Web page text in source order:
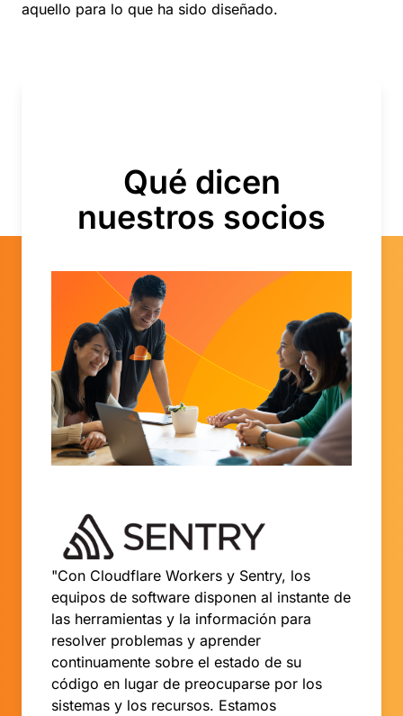
aquello para lo que ha sido diseñado.
Qué dicen
nuestros socios
"Con Cloudflare Workers y Sentry, los
equipos de software disponen al instante de
las herramientas y la información para
resolver problemas y aprender
continuamente sobre el estado de su
código en lugar de preocuparse por los
sistemas y los recursos. Estamos